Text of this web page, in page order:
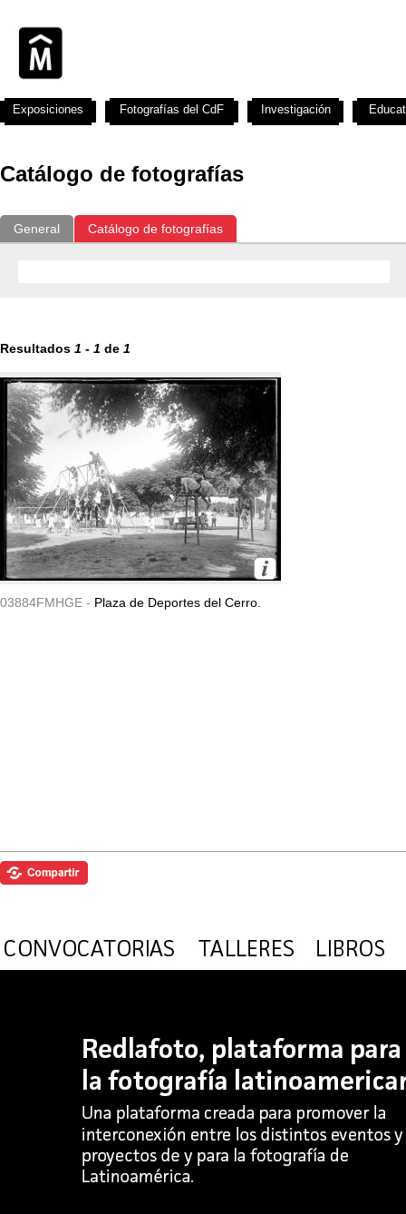
Catálogo de fotografías
General Catálogo de fotografías
Resultados 1 - 1 de 1
03884FMHGE - Plaza de Deportes del Cerro.
Exposiciones Fotografías del CdF Investigación